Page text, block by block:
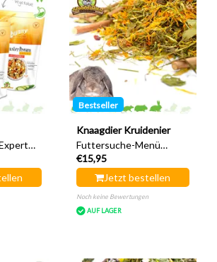
Bestseller
Knaagdier Kruidenier
Futtersuche-Menü
Kaninchen 400 Gramm
€15,95
Jetzt bestellen
Noch keine Bewertungen
AUF LAGER